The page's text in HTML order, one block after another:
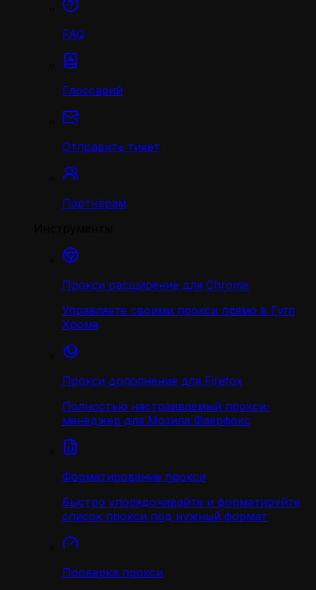
FAQ
Глоссарий
Отправить тикет
Партнёрам
Прокси расширение для Chrome
Управляете своими прокси прямо в Гугл
Хроме
Прокси дополнение для Firefox
Полностью настраиваемый прокси-
менеджер для Мозила Фаерфокс
Форматирование прокси
Быстро упорядочивайте и форматируйте
список прокси под нужный формат
Проверка прокси